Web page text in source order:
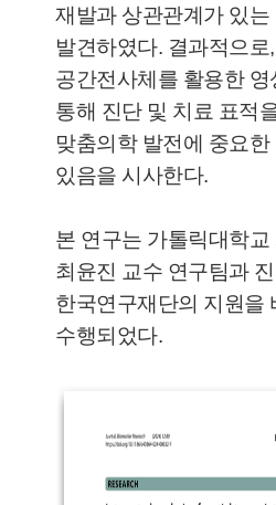
재발과 상관관계가 있
발견하였다. 결과적으로
공간전사체를 활용한
통해 진단 및 치료 표적
맞춤의학 발전에 중요한
있음을 시사한다.
본 연구는 가톨릭대학교
최윤진 교수 연구팀과
한국연구재단의 지원을
수행되었다.